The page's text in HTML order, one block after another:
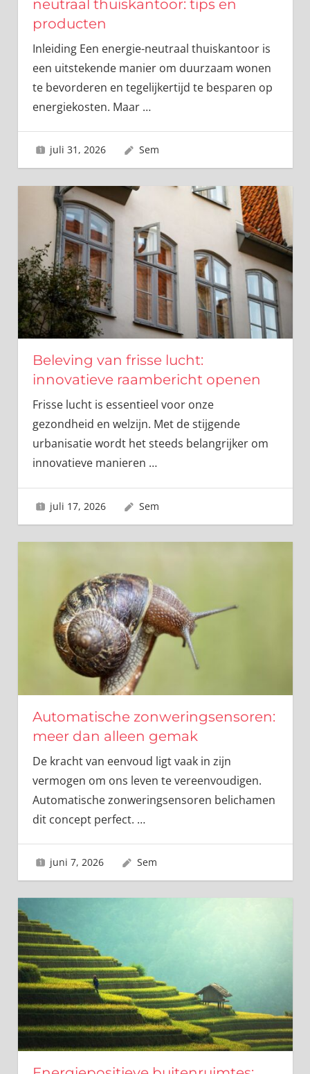
neutraal thuiskantoor: tips en
producten
Inleiding Een energie-neutraal thuiskantoor is
een uitstekende manier om duurzaam wonen
te bevorderen en tegelijkertijd te besparen op
energiekosten. Maar …
juli 31, 2026 Sem
Beleving van frisse lucht:
innovatieve raambericht openen
Frisse lucht is essentieel voor onze
gezondheid en welzijn. Met de stijgende
urbanisatie wordt het steeds belangrijker om
innovatieve manieren …
juli 17, 2026 Sem
Automatische zonweringsensoren:
meer dan alleen gemak
De kracht van eenvoud ligt vaak in zijn
vermogen om ons leven te vereenvoudigen.
Automatische zonweringsensoren belichamen
dit concept perfect. …
juni 7, 2026 Sem